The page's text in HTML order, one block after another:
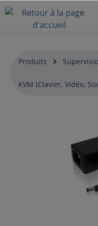
Produits
KVM (Clavier, Vidéo,